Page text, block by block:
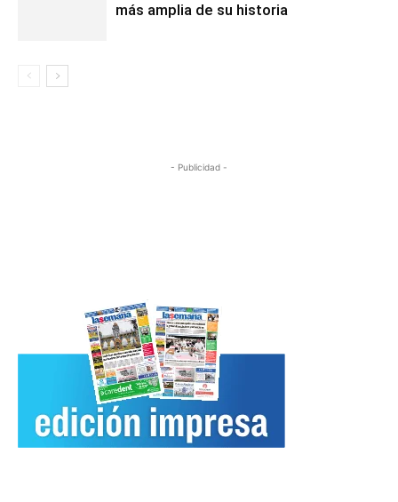
más amplia de su historia
- Publicidad -